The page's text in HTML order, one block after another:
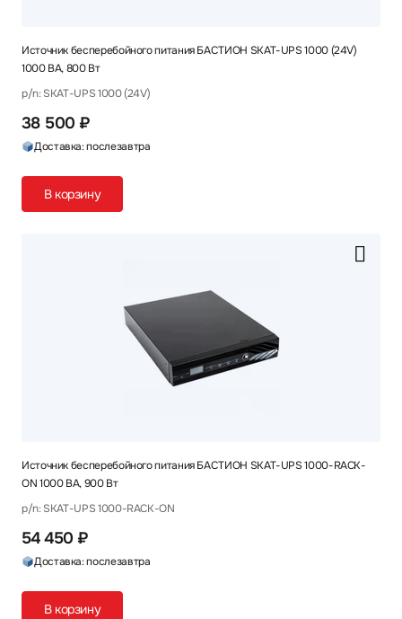
Источник бесперебойного питания БАСТИОН SKAT-UPS 1000 (24V)
1000 ВА, 800 Вт
p/n: SKAT-UPS 1000 (24V)
38 500 ₽
Доставка: послезавтра
В корзину
Источник бесперебойного питания БАСТИОН SKAT-UPS 1000-RACK-
ON 1000 ВА, 900 Вт
p/n: SKAT-UPS 1000-RACK-ON
54 450 ₽
Доставка: послезавтра
В корзину